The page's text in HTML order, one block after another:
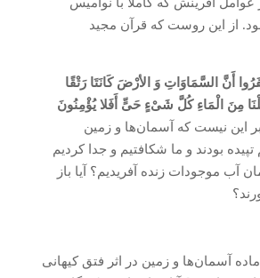
از این روست که قرآن مجید
أَنَّ السَّمَاوَاتِ وَ الأرْضَ کَانَتَا رَتْقًا
مِنَ الْمَاءِ کُلَّ شَیْءٍ حَیٍّ أَفَلا یُؤْمِنُونَ
بر این نیست که آسمان‌ها و زمین
بودند و ما شکافتیم و جدا کردیم
آب موجودات زنده آفریدیم؟ آیا باز
آسمان‌ها و زمین در اثر فتق کیهانی